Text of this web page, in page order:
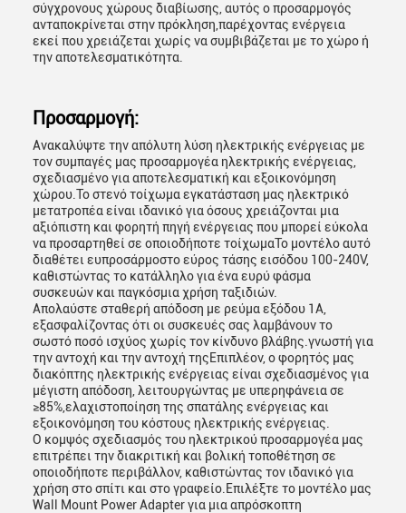
σύγχρονους χώρους διαβίωσης, αυτός ο προσαρμογός
ανταποκρίνεται στην πρόκληση,παρέχοντας ενέργεια
εκεί που χρειάζεται χωρίς να συμβιβάζεται με το χώρο ή
την αποτελεσματικότητα.
Προσαρμογή:
Ανακαλύψτε την απόλυτη λύση ηλεκτρικής ενέργειας με
τον συμπαγές μας προσαρμογέα ηλεκτρικής ενέργειας,
σχεδιασμένο για αποτελεσματική και εξοικονόμηση
χώρου.Το στενό τοίχωμα εγκατάσταση μας ηλεκτρικό
μετατροπέα είναι ιδανικό για όσους χρειάζονται μια
αξιόπιστη και φορητή πηγή ενέργειας που μπορεί εύκολα
να προσαρτηθεί σε οποιοδήποτε τοίχωμαΤο μοντέλο αυτό
διαθέτει ευπροσάρμοστο εύρος τάσης εισόδου 100-240V,
καθιστώντας το κατάλληλο για ένα ευρύ φάσμα
συσκευών και παγκόσμια χρήση ταξιδιών.
Απολαύστε σταθερή απόδοση με ρεύμα εξόδου 1A,
εξασφαλίζοντας ότι οι συσκευές σας λαμβάνουν το
σωστό ποσό ισχύος χωρίς τον κίνδυνο βλάβης.γνωστή για
την αντοχή και την αντοχή τηςΕπιπλέον, ο φορητός μας
διακόπτης ηλεκτρικής ενέργειας είναι σχεδιασμένος για
μέγιστη απόδοση, λειτουργώντας με υπερηφάνεια σε
≥85%,ελαχιστοποίηση της σπατάλης ενέργειας και
εξοικονόμηση του κόστους ηλεκτρικής ενέργειας.
Ο κομψός σχεδιασμός του ηλεκτρικού προσαρμογέα μας
επιτρέπει την διακριτική και βολική τοποθέτηση σε
οποιοδήποτε περιβάλλον, καθιστώντας τον ιδανικό για
χρήση στο σπίτι και στο γραφείο.Επιλέξτε το μοντέλο μας
Wall Mount Power Adapter για μια απρόσκοπτη